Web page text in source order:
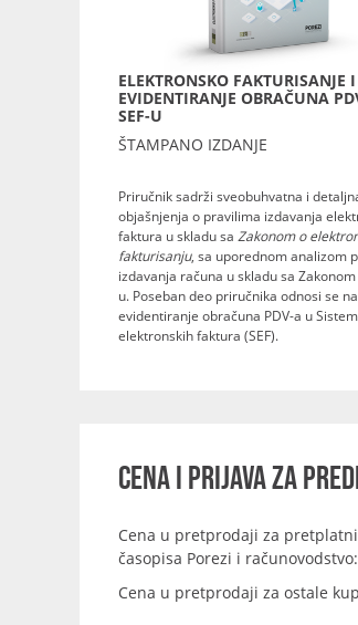
ELEKTRONSKO FAKTURISANJE I
EVIDENTIRANJE OBRAČUNA
SEF-U
ŠTAMPANO IZDANJE
Priručnik sadrži sveobuhvatna i
objašnjenja o pravilima izdavanja
faktura u skladu sa Zakonom o
fakturisanju, sa uporednom analizom
izdavanja računa u skladu sa Zakonom
u. Poseban deo priručnika odnosi se na
evidentiranje obračuna PDV-a u
elektronskih faktura (SEF).
CENA I PRIJAVA ZA
Cena u pretprodaji za
časopisa Porezi i računovodstvo:
Cena u pretprodaji za ostale